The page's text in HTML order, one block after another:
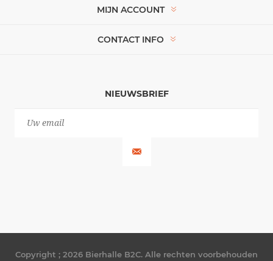
MIJN ACCOUNT
CONTACT INFO
NIEUWSBRIEF
Copyright ; 2026 Bierhalle B2C. Alle rechten voorbehouden